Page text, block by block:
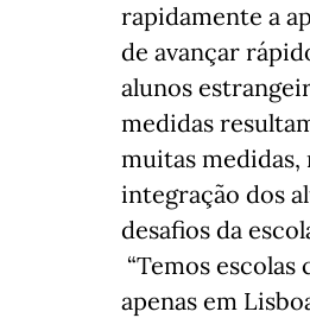
rapidamente a
de avançar
alunos
medidas
muitas medidas,
integração dos
desafios da
“Temos
apenas em